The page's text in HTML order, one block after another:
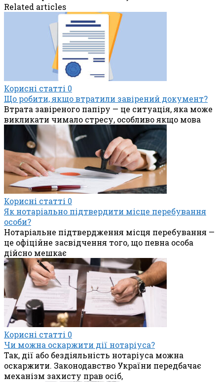
Related articles
Корисні статті 0
Що робити, якщо втратили завірений документ?
Втрата завіреного папіру — це ситуація, яка може
викликати чимало стресу, особливо якщо мова
Корисні статті 0
Як нотаріально підтвердити місце перебування
особи?
Нотаріальне підтвердження місця перебування —
це офіційне засвідчення того, що певна особа
дійсно мешкає
Корисні статті 0
Чи можна оскаржити дії нотаріуса?
Так, дії або бездіяльність нотаріуса можна
оскаржити. Законодавство України передбачає
механізм захисту прав осіб,